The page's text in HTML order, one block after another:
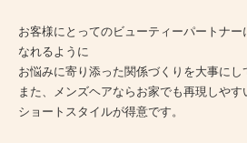
お客様にとってのビューティーパートナー
なれるように
お悩みに寄り添った関係づくりを大事にし
また、メンズヘアならお家でも再現しやす
ショートスタイルが得意です。